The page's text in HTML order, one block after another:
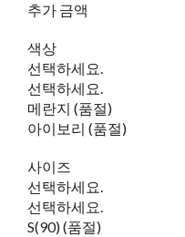
추가 금액
색상
선택하세요.
선택하세요.
메란지 (품절)
아이보리 (품절)
사이즈
선택하세요.
선택하세요.
S(90) (품절)